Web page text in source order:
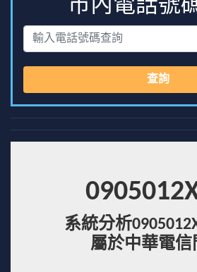
市內電話號
查詢
系統分析
屬於中華電信